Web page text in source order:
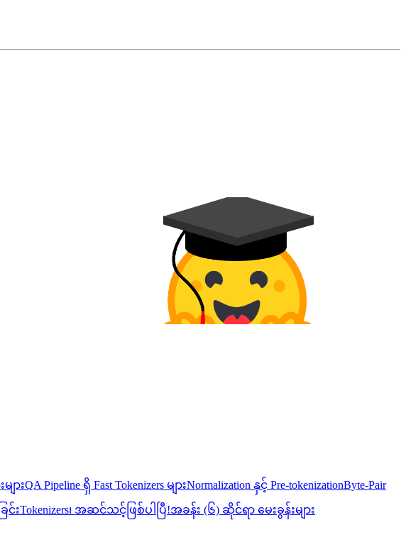
ျားQA Pipeline ရှိ Fast Tokenizers များNormalization နှင့် Pre-tokenizationByte-Pair
င်းTokenizers၊ အဆင်သင့်ဖြစ်ပါပြီ!အခန်း (၆) ဆိုင်ရာ မေးခွန်းများ